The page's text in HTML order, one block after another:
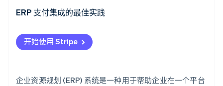
第 3 步：创建集成蓝图和数据映射
第 4 步：测试功能：
第 5 步：制定员工培训和文档
流行的 ERP 系统
如何选择合适的 ERP 系统
ERP 支付集成的最佳实践
支付流程
安全性
开始使用 Stripe
企业资源规划 (ERP) 系统是一种用于帮助企业在一个平台